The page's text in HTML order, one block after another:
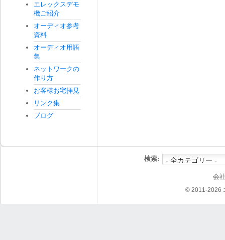
エレックスデモ
機ご紹介
オーディオ参考
資料
オーディオ用語
集
ネットワークの
作り方
お客様お宅拝見
リンク集
ブログ
検索:
会
© 2011-2026